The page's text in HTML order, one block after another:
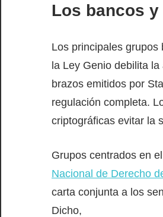
Los bancos
Los principales grupos
la Ley Genio debilita
brazos emitidos por
regulación completa.
criptográficas evitar la
Grupos centrados en
Nacional de Derecho
carta conjunta a los
Dicho,